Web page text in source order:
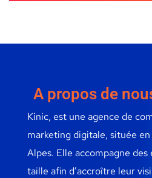
A propos de
Kinic, est une agence de
marketing digitale, située
Alpes. Elle accompagne
taille afin d’accroître leur